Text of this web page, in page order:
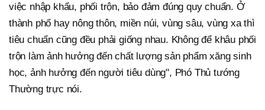
việc nhập khẩu, phối trộn, bảo đảm đúng quy chuẩn. Ở
thành phố hay nông thôn, miền núi, vùng sâu, vùng xa thì
tiêu chuẩn cũng đều phải giống nhau. Không để khâu phối
trộn làm ảnh hưởng đến chất lượng sản phẩm xăng sinh
học, ảnh hưởng đến người tiêu dùng", Phó Thủ tướng
Thường trực nói.